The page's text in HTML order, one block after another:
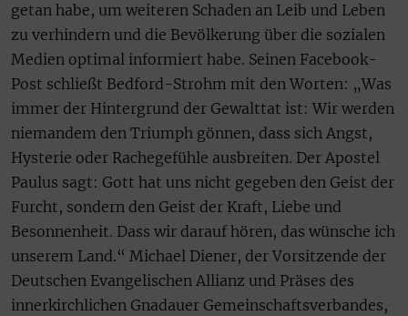
getan habe, um weiteren Schaden an Leib und Leben
zu verhindern und die Bevölkerung über die sozialen
Medien optimal informiert habe. Seinen Facebook-
Post schließt Bedford-Strohm mit den Worten: „Was
immer der Hintergrund der Gewalttat ist: Wir werden
niemandem den Triumph gönnen, dass sich Angst,
Hysterie oder Rachegefühle ausbreiten. Der Apostel
Paulus sagt: Gott hat uns nicht gegeben den Geist der
Furcht, sondern den Geist der Kraft, Liebe und
Besonnenheit. Dass wir darauf hören, das wünsche ich
unserem Land.“ Michael Diener, der Vorsitzende der
Deutschen Evangelischen Allianz und Präses des
innerkirchlichen Gnadauer Gemeinschaftsverbandes,